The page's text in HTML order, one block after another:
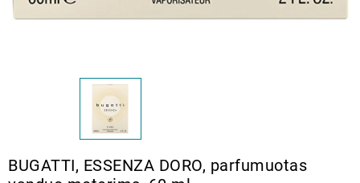
BUGATTI, ESSENZA DORO, parfumuotas